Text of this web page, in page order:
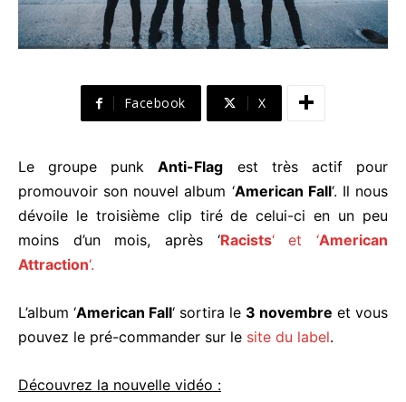
Facebook X
Le groupe punkAnti-Flag est très actif pour
promouvoir son nouvel album ‘American Fall‘. Il nous
dévoile le troisième clip tiré de celui-ci en un peu
moins d’un mois, après ‘Racists‘ et ‘American
Attraction‘.
L’album ‘American Fall‘ sortira le 3 novembre et vous
pouvez le pré-commander sur le site du label.
Découvrez la nouvelle vidéo :